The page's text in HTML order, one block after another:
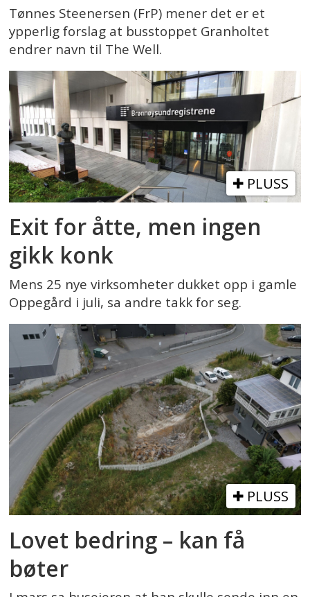
Tønnes Steenersen (FrP) mener det er et
ypperlig forslag at busstoppet Granholtet
endrer navn til The Well.
PLUSS
Exit for åtte, men ingen
gikk konk
Mens 25 nye virksomheter dukket opp i gamle
Oppegård i juli, sa andre takk for seg.
PLUSS
Lovet bedring – kan få
bøter